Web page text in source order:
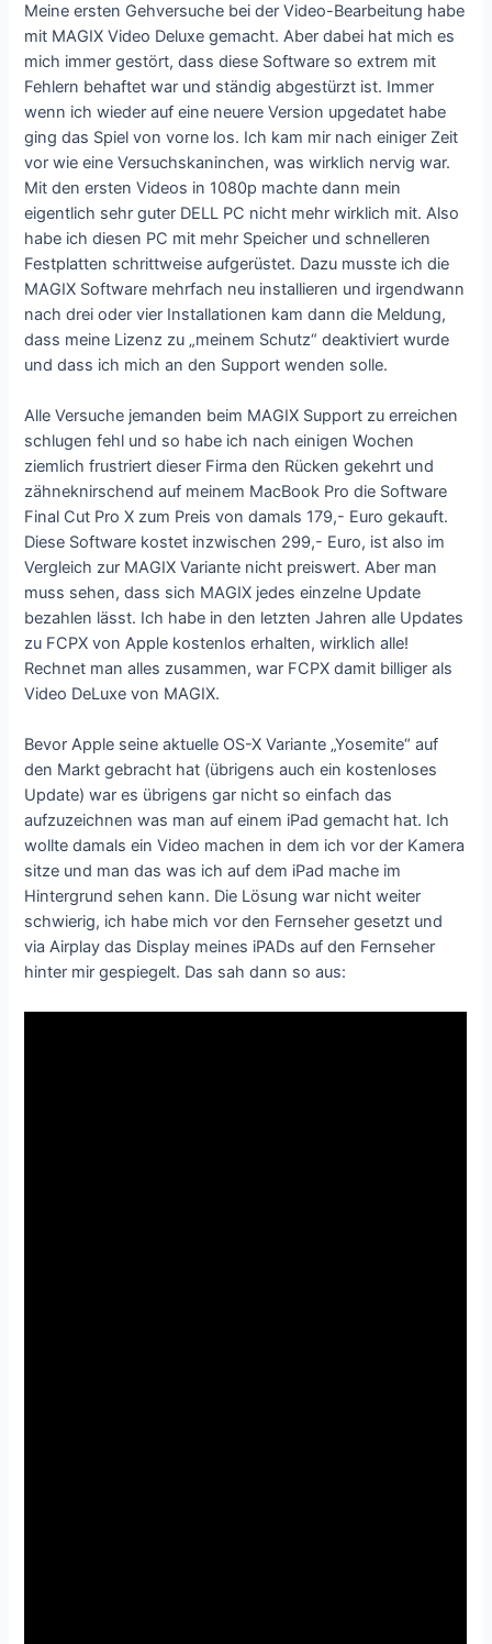
Meine ersten Gehversuche bei der Video-Bearbeitung habe
mit MAGIX Video Deluxe gemacht. Aber dabei hat mich es
mich immer gestört, dass diese Software so extrem mit
Fehlern behaftet war und ständig abgestürzt ist. Immer
wenn ich wieder auf eine neuere Version upgedatet habe
ging das Spiel von vorne los. Ich kam mir nach einiger Zeit
vor wie eine Versuchskaninchen, was wirklich nervig war.
Mit den ersten Videos in 1080p machte dann mein
eigentlich sehr guter DELL PC nicht mehr wirklich mit. Also
habe ich diesen PC mit mehr Speicher und schnelleren
Festplatten schrittweise aufgerüstet. Dazu musste ich die
MAGIX Software mehrfach neu installieren und irgendwann
nach drei oder vier Installationen kam dann die Meldung,
dass meine Lizenz zu „meinem Schutz“ deaktiviert wurde
und dass ich mich an den Support wenden solle.
Alle Versuche jemanden beim MAGIX Support zu erreichen
schlugen fehl und so habe ich nach einigen Wochen
ziemlich frustriert dieser Firma den Rücken gekehrt und
zähneknirschend auf meinem MacBook Pro die Software
Final Cut Pro X zum Preis von damals 179,- Euro gekauft.
Diese Software kostet inzwischen 299,- Euro, ist also im
Vergleich zur MAGIX Variante nicht preiswert. Aber man
muss sehen, dass sich MAGIX jedes einzelne Update
bezahlen lässt. Ich habe in den letzten Jahren alle Updates
zu FCPX von Apple kostenlos erhalten, wirklich alle!
Rechnet man alles zusammen, war FCPX damit billiger als
Video DeLuxe von MAGIX.
Bevor Apple seine aktuelle OS-X Variante „Yosemite“ auf
den Markt gebracht hat (übrigens auch ein kostenloses
Update) war es übrigens gar nicht so einfach das
aufzuzeichnen was man auf einem iPad gemacht hat. Ich
wollte damals ein Video machen in dem ich vor der Kamera
sitze und man das was ich auf dem iPad mache im
Hintergrund sehen kann. Die Lösung war nicht weiter
schwierig, ich habe mich vor den Fernseher gesetzt und
via Airplay das Display meines iPADs auf den Fernseher
hinter mir gespiegelt. Das sah dann so aus: